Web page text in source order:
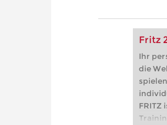
Fritz
Ihr
die
FRITZ